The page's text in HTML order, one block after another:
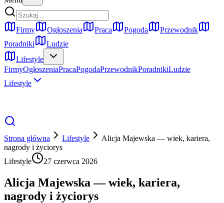
Firmy Ogłoszenia Praca Pogoda
Przewodnik
Poradniki
Ludzie
Lifestyle
FirmyOgłoszeniaPracaPogodaPrzewodnikPoradnikiLudzie
Lifestyle
Strona główna Lifestyle
Alicja Majewska — wiek, kariera,
nagrody i życiorys
Lifestyle
27 czerwca 2026
Alicja Majewska — wiek, kariera,
nagrody i życiorys